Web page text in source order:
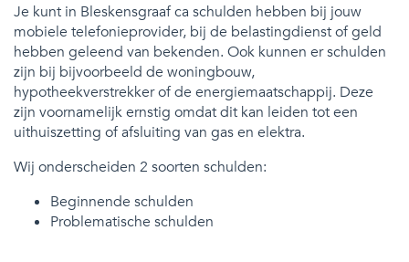
Je kunt in Bleskensgraaf ca schulden hebben bij jouw
mobiele telefonieprovider, bij de belastingdienst of geld
hebben geleend van bekenden. Ook kunnen er schulden
zijn bij bijvoorbeeld de woningbouw,
hypotheekverstrekker of de energiemaatschappij. Deze
zijn voornamelijk ernstig omdat dit kan leiden tot een
uithuiszetting of afsluiting van gas en elektra.
Wij onderscheiden 2 soorten schulden:
Beginnende schulden
Problematische schulden